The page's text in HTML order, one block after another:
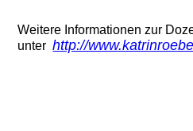
Weitere Informationen zur
unterhttp://